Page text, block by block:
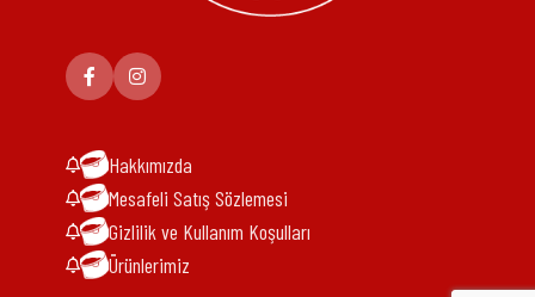
Hakkımızda
Mesafeli Satış Sözlemesi
Gizlilik ve Kullanım Koşulları
Ürünlerimiz